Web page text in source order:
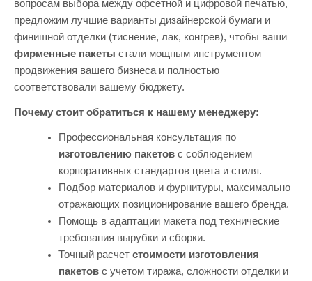
вопросам выбора между офсетной и цифровой печатью,
предложим лучшие варианты дизайнерской бумаги и
финишной отделки (тиснение, лак, конгрев), чтобы ваши
фирменные пакеты стали мощным инструментом
продвижения вашего бизнеса и полностью
соответствовали вашему бюджету.
Почему стоит обратиться к нашему менеджеру:
Профессиональная консультация по
изготовлению пакетовс соблюдением
корпоративных стандартов цвета и стиля.
Подбор материалов и фурнитуры, максимально
отражающих позиционирование вашего бренда.
Помощь в адаптации макета под технические
требования вырубки и сборки.
Точный расчет стоимости изготовления
пакетовс учетом тиража, сложности отделки и